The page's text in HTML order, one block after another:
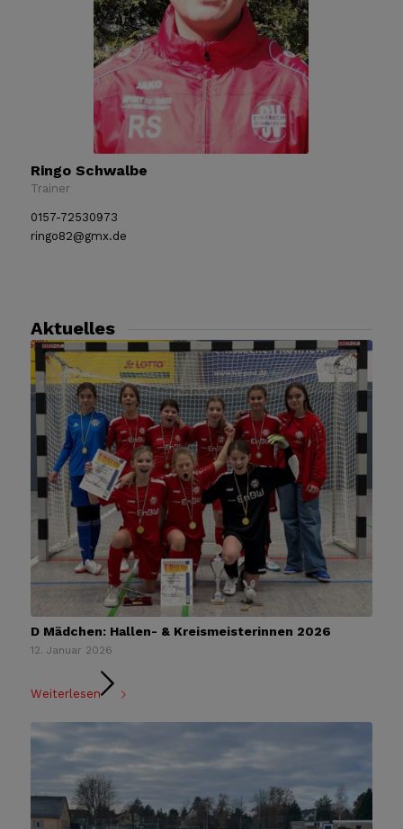
Ringo Schwalbe
Trainer
0157-72530973
ringo82@gmx.de
Aktuelles
D Mädchen: Hallen- & Kreismeisterinnen 2026
12. Januar 2026
Weiterlesen